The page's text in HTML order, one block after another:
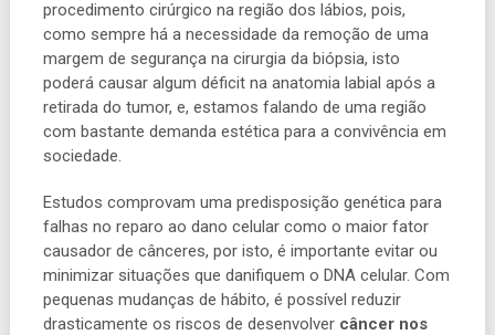
procedimento cirúrgico na região dos lábios, pois,
como sempre há a necessidade da remoção de uma
margem de segurança na cirurgia da biópsia, isto
poderá causar algum déficit na anatomia labial após a
retirada do tumor, e, estamos falando de uma região
com bastante demanda estética para a convivência em
sociedade.
Estudos comprovam uma predisposição genética para
falhas no reparo ao dano celular como o maior fator
causador de cânceres, por isto, é importante evitar ou
minimizar situações que danifiquem o DNA celular. Com
pequenas mudanças de hábito, é possível reduzir
drasticamente os riscos de desenvolvercâncer nos